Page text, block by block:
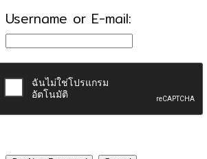
Username or E-mail: